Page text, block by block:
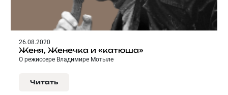
26.08.2020
Женя, Женечка и «катюша»
О режиссере Владимире Мотыле
Читать